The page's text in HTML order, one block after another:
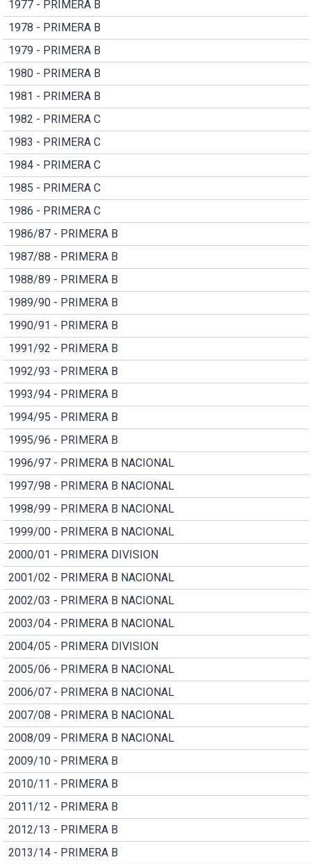
1977 - PRIMERA B
1978 - PRIMERA B
1979 - PRIMERA B
1980 - PRIMERA B
1981 - PRIMERA B
1982 - PRIMERA C
1983 - PRIMERA C
1984 - PRIMERA C
1985 - PRIMERA C
1986 - PRIMERA C
1986/87 - PRIMERA B
1987/88 - PRIMERA B
1988/89 - PRIMERA B
1989/90 - PRIMERA B
1990/91 - PRIMERA B
1991/92 - PRIMERA B
1992/93 - PRIMERA B
1993/94 - PRIMERA B
1994/95 - PRIMERA B
1995/96 - PRIMERA B
1996/97 - PRIMERA B NACIONAL
1997/98 - PRIMERA B NACIONAL
1998/99 - PRIMERA B NACIONAL
1999/00 - PRIMERA B NACIONAL
2000/01 - PRIMERA DIVISION
2001/02 - PRIMERA B NACIONAL
2002/03 - PRIMERA B NACIONAL
2003/04 - PRIMERA B NACIONAL
2004/05 - PRIMERA DIVISION
2005/06 - PRIMERA B NACIONAL
2006/07 - PRIMERA B NACIONAL
2007/08 - PRIMERA B NACIONAL
2008/09 - PRIMERA B NACIONAL
2009/10 - PRIMERA B
2010/11 - PRIMERA B
2011/12 - PRIMERA B
2012/13 - PRIMERA B
2013/14 - PRIMERA B